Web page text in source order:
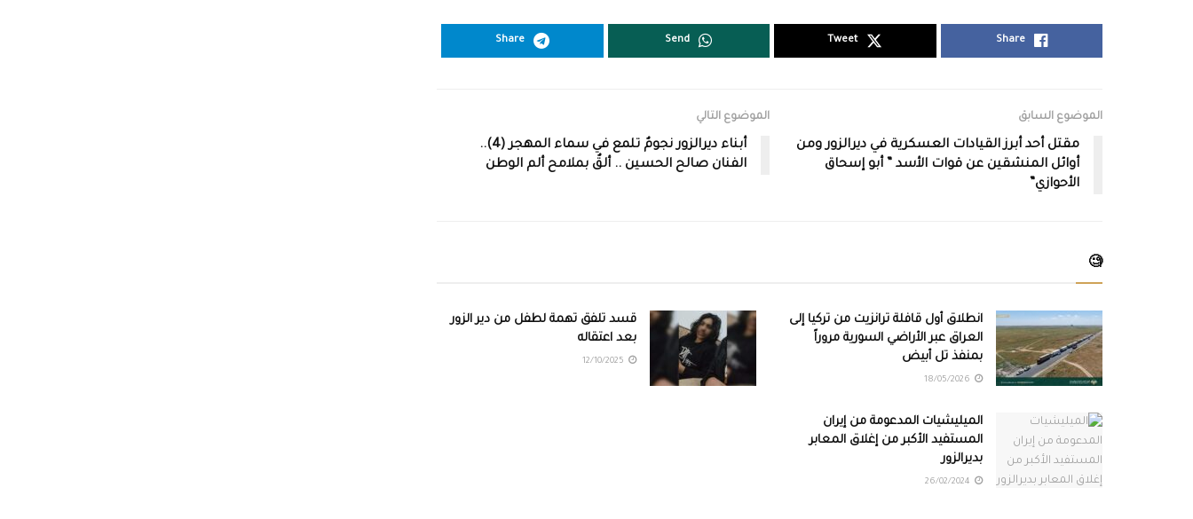
Share
Tweet
Send
Share
الموضوع السابق
مقتل أحد أبرز القيادات العسكرية في ديرالزور ومن
أوائل المنشقين عن قوات الأسد ” أبو إسحاق
الأحوازي”
الموضوع التالي
أبناء ديرالزور نجومٌ تلمع في سماء المهجر (4)..
الفنان صالح الحسين .. ألقٌ بملامح ألم الوطن
🧐
انطلاق أول قافلة ترانزيت من تركيا إلى
العراق عبر الأراضي السورية مروراً
بمنفذ تل أبيض
قسد تلفق تهمة لطفل من دير الزور
بعد اعتقاله
الميليشيات المدعومة من إيران
المستفيد الأكبر من إغلاق المعابر
بديرالزور